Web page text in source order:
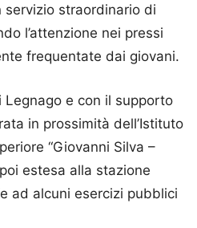
straordinario di
l’attenzione nei pressi
frequentate dai giovani.
Legnago e con il supporto
in prossimità dell’Istituto
“Giovanni Silva –
poi estesa alla stazione
ad alcuni esercizi pubblici